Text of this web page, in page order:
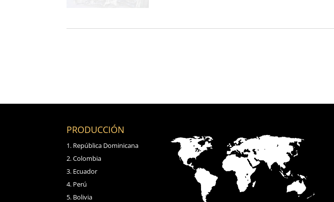
PRODUCCIÓN
República Dominicana
Colombia
Ecuador
Perú
Bolivia